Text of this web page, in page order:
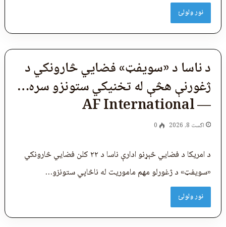
نور ولولئ
د ناسا د «سویفټ» فضايي څارونکي د
ژغورنې هڅې له تخنیکي ستونزو سره…
— AF International
اگست 8, 2026 0
د امریکا د فضایي څېړنو ادارې ناسا د ۲۲ کلن فضايي څارونکي
«سویفټ» د ژغورلو مهم ماموریت له ناڅاپي ستونزو…
نور ولولئ